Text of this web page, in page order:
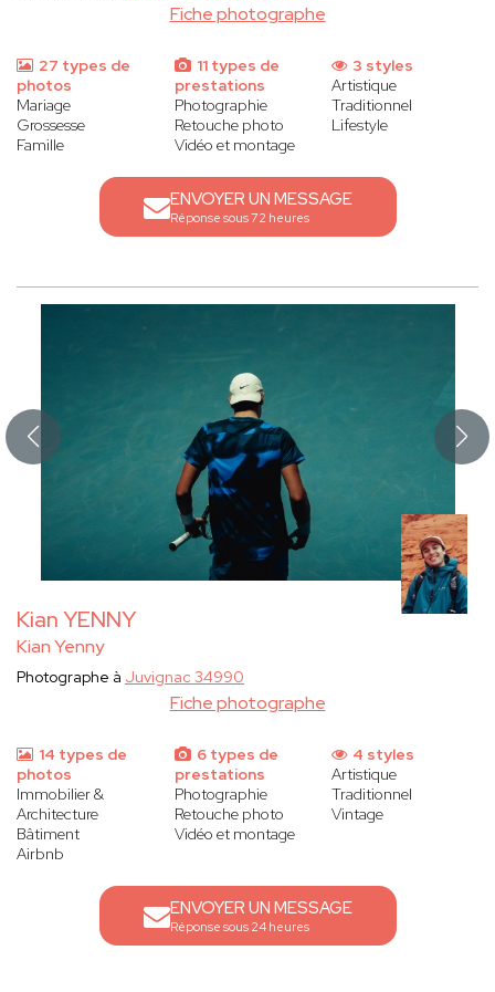
Fiche photographe
27 types de
photos
Mariage
Grossesse
Famille
11 types de
prestations
Photographie
Retouche photo
Vidéo et montage
3 styles
Artistique
Traditionnel
Lifestyle
ENVOYER UN MESSAGE
Réponse sous 72 heures
Kian YENNY
Kian Yenny
Fiche photographe
Photographe à Juvignac 34990
14 types de
photos
Immobilier &
Architecture
Bâtiment
Airbnb
6 types de
prestations
Photographie
Retouche photo
Vidéo et montage
4 styles
Artistique
Traditionnel
Vintage
ENVOYER UN MESSAGE
Réponse sous 24 heures